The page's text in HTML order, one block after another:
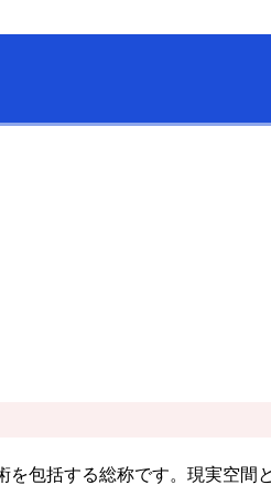
包括する総称です。現実空間